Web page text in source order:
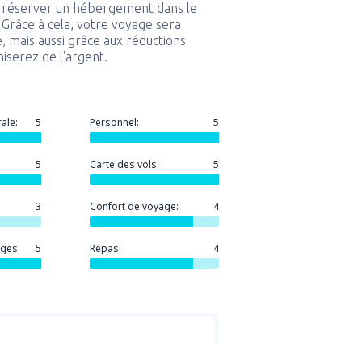
un hébergement dans le
à cela, votre voyage sera
aussi grâce aux réductions
de l'argent.
5 Personnel: 5
5 Carte des vols: 5
3 Confort de voyage: 4
5 Repas: 4